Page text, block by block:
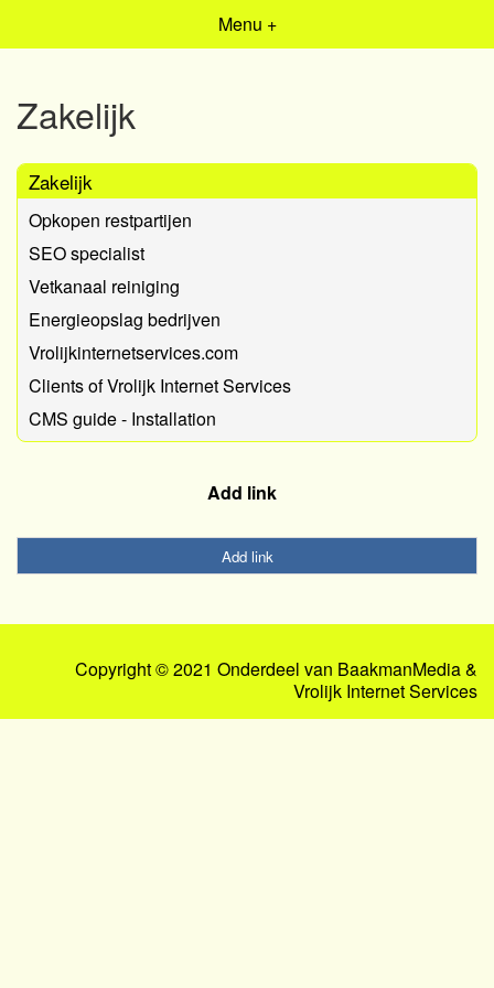
Menu +
Zakelijk
Zakelijk
Opkopen restpartijen
SEO specialist
Vetkanaal reiniging
Energieopslag bedrijven
Vrolijkinternetservices.com
Clients of Vrolijk Internet Services
CMS guide - Installation
Add link
Add link
Copyright © 2021 Onderdeel van BaakmanMedia&
Vrolijk Internet Services